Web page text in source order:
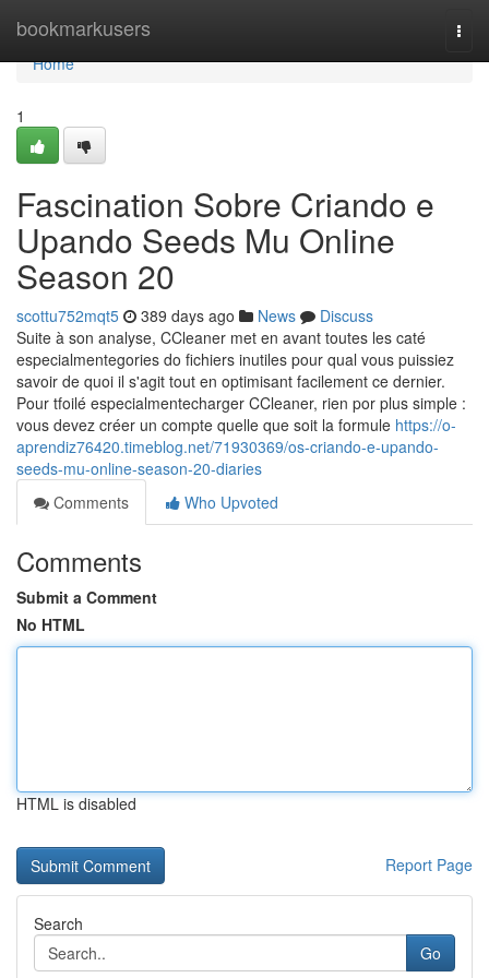
bookmarkusers
Home
Home
1
Fascination Sobre Criando e
Upando Seeds Mu Online
Season 20
scottu752mqt5 389 days ago News
Discuss
Suite à son analyse, CCleaner met en avant toutes les caté
especialmentegories do fichiers inutiles pour qual vous puissiez
savoir de quoi il s'agit tout en optimisant facilement ce dernier.
Pour tfoilé especialmentecharger CCleaner, rien por plus simple :
vous devez créer un compte quelle que soit la formule https://o-
aprendiz76420.timeblog.net/71930369/os-criando-e-upando-
seeds-mu-online-season-20-diaries
Comments
Who Upvoted
Comments
Submit a Comment
No HTML
HTML is disabled
Report Page
Search
Go